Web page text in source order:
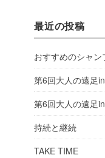
最近の投稿
おすすめのシャン
第6回大人の遠
第6回大人の遠足
持続と継続
TAKE TIME